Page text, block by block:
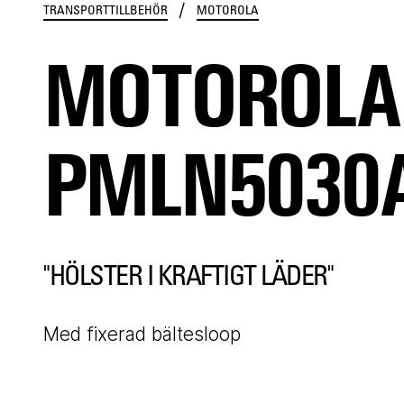
TRANSPORTTILLBEHÖR / MOTOROLA
MOTOROLA
"HÖLSTER I KRAFTIGT LÄDER"
Med fixerad bältesloop